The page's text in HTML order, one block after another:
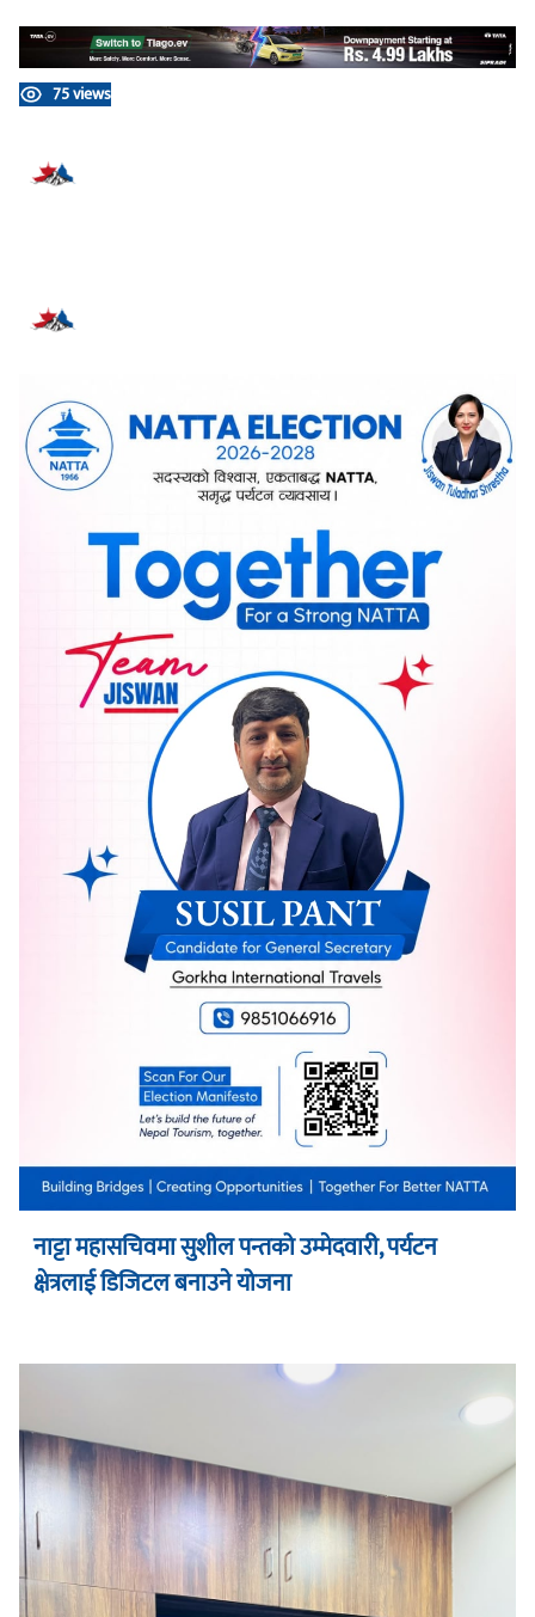
75 views
नाट्टा महासचिवमा सुशील पन्तको उम्मेदवारी, पर्यटन
क्षेत्रलाई डिजिटल बनाउने योजना